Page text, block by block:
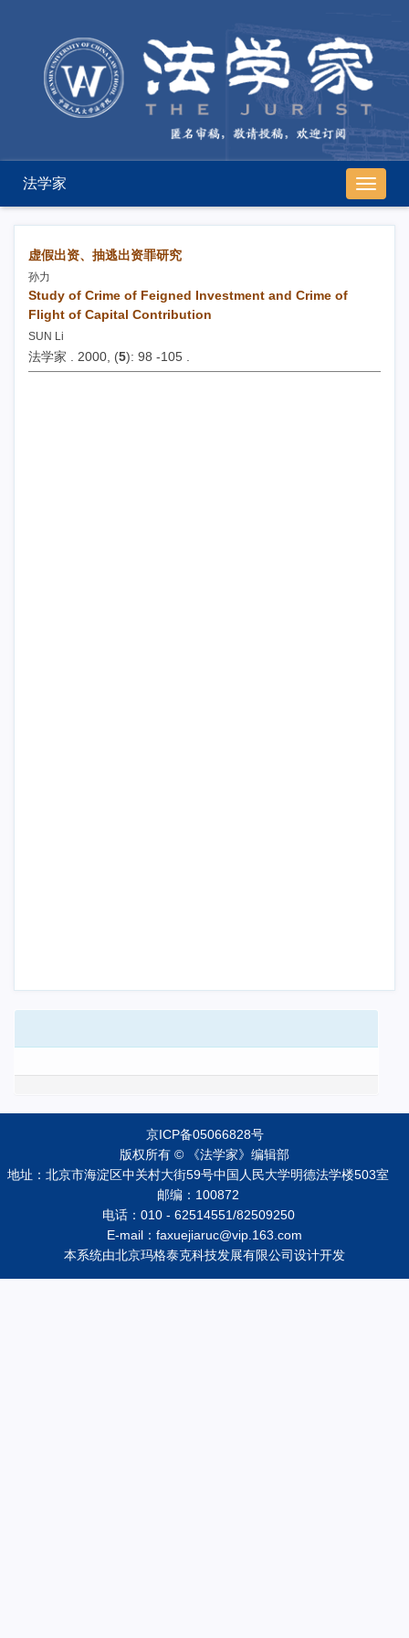
导
航
切
法学家
虚假出资、抽逃出资罪研究
孙力
Study of Crime of Feigned Investment and Crime of
Flight of Capital Contribution
SUN Li
法学家 . 2000, (5): 98 -105 .
京ICP备05066828号
版权所有 © 《法学家》编辑部
地址：北京市海淀区中关村大街59号中国人民大学明德法学楼503室
邮编：100872
电话：010 - 62514551/82509250
E-mail：faxuejiaruc@vip.163.com
本系统由北京玛格泰克科技发展有限公司设计开发